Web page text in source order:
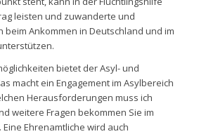
leisten und zuwanderte und
beim Ankommen in Deutschland und im
bietet der Asyl- und
macht ein Engagement im Asylbereich
Herausforderungen muss ich
weitere Fragen bekommen Sie im
Ehrenamtliche wird auch